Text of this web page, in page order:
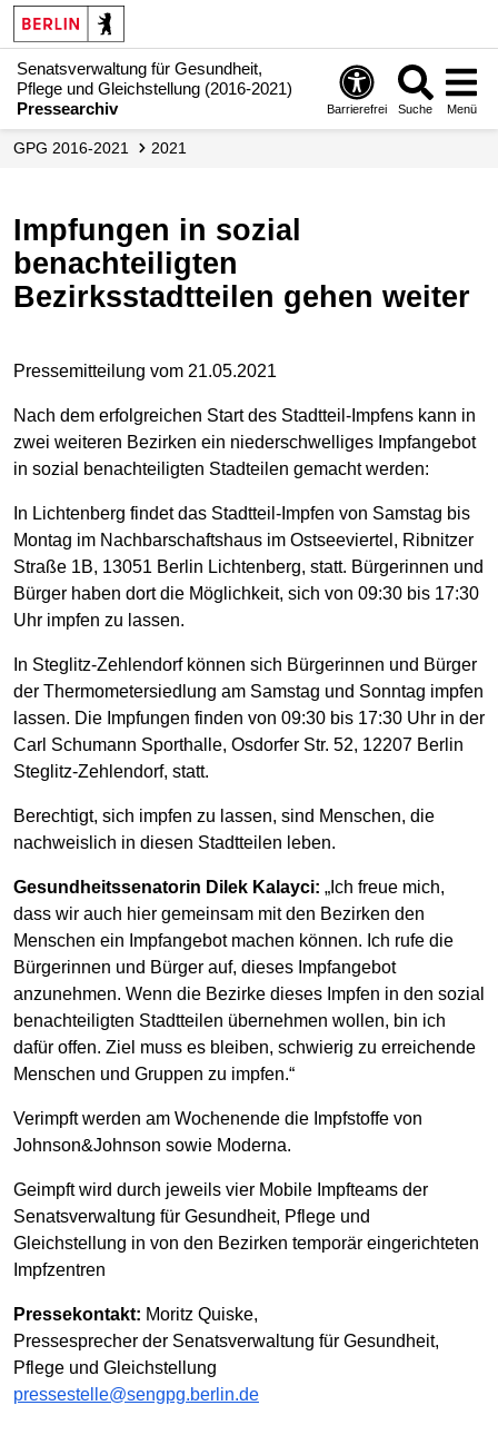
Senatsverwaltung für Gesundheit,
Pflege und Gleichstellung (2016-2021)
Pressearchiv
Barrierefrei Suche Menü
GPG 2016-2021 2021
Impfungen in sozial
benachteiligten
Bezirksstadtteilen gehen weiter
Pressemitteilung vom 21.05.2021
Nach dem erfolgreichen Start des Stadtteil-Impfens kann in
zwei weiteren Bezirken ein niederschwelliges Impfangebot
in sozial benachteiligten Stadteilen gemacht werden:
In Lichtenberg findet das Stadtteil-Impfen von Samstag bis
Montag im Nachbarschaftshaus im Ostseeviertel, Ribnitzer
Straße 1B, 13051 Berlin Lichtenberg, statt. Bürgerinnen und
Bürger haben dort die Möglichkeit, sich von 09:30 bis 17:30
Uhr impfen zu lassen.
In Steglitz-Zehlendorf können sich Bürgerinnen und Bürger
der Thermometersiedlung am Samstag und Sonntag impfen
lassen. Die Impfungen finden von 09:30 bis 17:30 Uhr in der
Carl Schumann Sporthalle, Osdorfer Str. 52, 12207 Berlin
Steglitz-Zehlendorf, statt.
Berechtigt, sich impfen zu lassen, sind Menschen, die
nachweislich in diesen Stadtteilen leben.
Gesundheitssenatorin Dilek Kalayci: „Ich freue mich,
dass wir auch hier gemeinsam mit den Bezirken den
Menschen ein Impfangebot machen können. Ich rufe die
Bürgerinnen und Bürger auf, dieses Impfangebot
anzunehmen. Wenn die Bezirke dieses Impfen in den sozial
benachteiligten Stadtteilen übernehmen wollen, bin ich
dafür offen. Ziel muss es bleiben, schwierig zu erreichende
Menschen und Gruppen zu impfen.“
Verimpft werden am Wochenende die Impfstoffe von
Johnson&Johnson sowie Moderna.
Geimpft wird durch jeweils vier Mobile Impfteams der
Senatsverwaltung für Gesundheit, Pflege und
Gleichstellung in von den Bezirken temporär eingerichteten
Impfzentren
Pressekontakt: Moritz Quiske,
Pressesprecher der Senatsverwaltung für Gesundheit,
Pflege und Gleichstellung
pressestelle@sengpg.berlin.de